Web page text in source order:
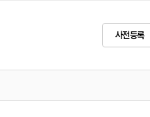
사전등록